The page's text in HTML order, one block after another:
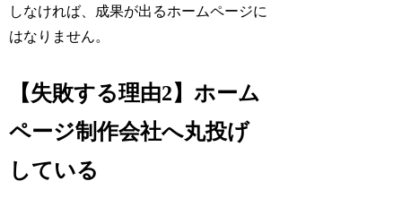
しなければ、成果が出るホームページに
はなりません。
【失敗する理由2】ホーム
ページ制作会社へ丸投げ
している